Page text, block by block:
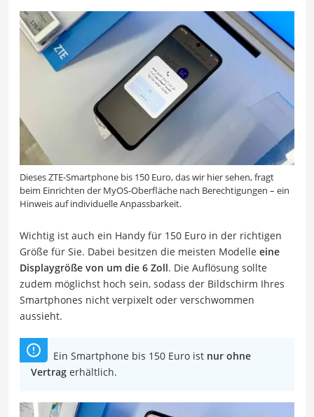
Dieses ZTE-Smartphone bis 150 Euro, das wir hier sehen, fragt
beim Einrichten der MyOS-Oberfläche nach Berechtigungen – ein
Hinweis auf individuelle Anpassbarkeit.
Wichtig ist auch ein Handy für 150 Euro in der richtigen
Größe für Sie. Dabei besitzen die meisten Modelle eine
Displaygröße von um die 6 Zoll. Die Auflösung sollte
zudem möglichst hoch sein, sodass der Bildschirm Ihres
Smartphones nicht verpixelt oder verschwommen
aussieht.
Ein Smartphone bis 150 Euro ist nur ohne
Vertrag erhältlich.